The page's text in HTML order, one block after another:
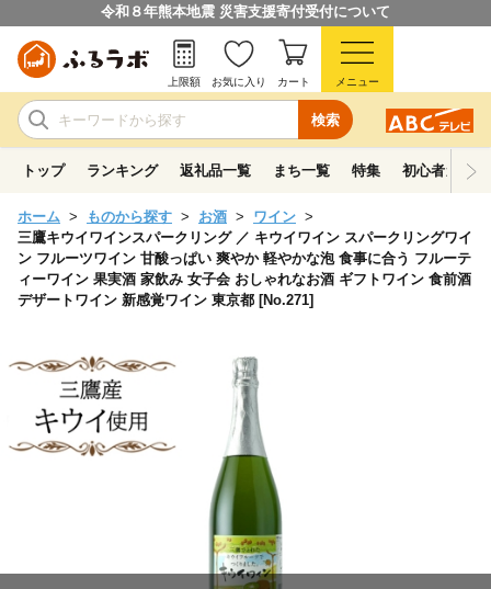
令和８年熊本地震 災害支援寄付受付について
検索
上限額 お気に入り カート メニュー
トップ ランキング 返礼品一覧 まち一覧 特集 初心者ガイド
ホーム ものから探す お酒
ワイン
三鷹キウイワインスパークリング ／ キウイワイン スパークリングワイ
ン フルーツワイン 甘酸っぱい 爽やか 軽やかな泡 食事に合う フルーテ
ィーワイン 果実酒 家飲み 女子会 おしゃれなお酒 ギフトワイン 食前酒
デザートワイン 新感覚ワイン 東京都 [No.271]